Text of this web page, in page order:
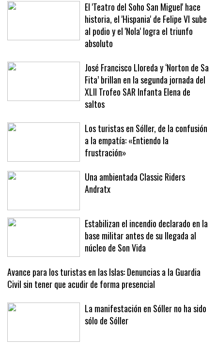
El 'Teatro del Soho San Miguel' hace
historia, el 'Hispania' de Felipe VI sube
al podio y el 'Nola' logra el triunfo
absoluto
José Francisco Lloreda y ‘Norton de Sa
Fita’ brillan en la segunda jornada del
XLII Trofeo SAR Infanta Elena de
saltos
Los turistas en Sóller, de la confusión
a la empatía: «Entiendo la
frustración»
Una ambientada Classic Riders
Estabilizan el incendio declarado en la
base militar antes de su llegada al
núcleo de Son Vida
Avance para los turistas en las Islas: Denuncias a la Guardia
Civil sin tener que acudir de forma presencial
La manifestación en Sóller no ha sido